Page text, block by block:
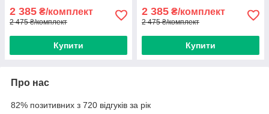
2 385 ₴/комплект
2 475 ₴/комплект
Купити
2 385 ₴/комплект
2 475 ₴/комплект
Купити
Про нас
82% позитивних з 720 відгуків за рік